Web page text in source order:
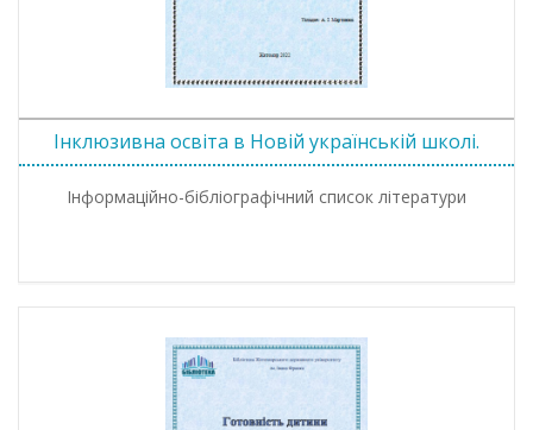
Інклюзивна освіта в Новій українській школі.
Інформаційно-бібліографічний список літератури